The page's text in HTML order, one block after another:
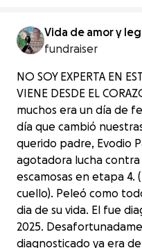
Vida de amor y
fundraiser
NO SOY EXPERTA EN
VIENE DESDE EL
muchos era un día de
día que cambió
querido padre, Evodio
agotadora lucha contra
escamosas en etapa
cuello). Peleó como
dia de su vida. El fue
2025.
diagnosticado ya era